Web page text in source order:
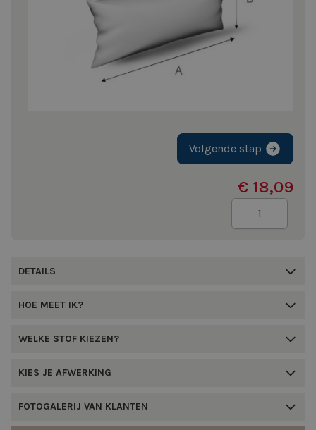
Volgende stap
€ 18,09
DETAILS
HOE MEET IK?
WELKE STOF KIEZEN?
KIES JE AFWERKING
FOTOGALERIJ VAN KLANTEN